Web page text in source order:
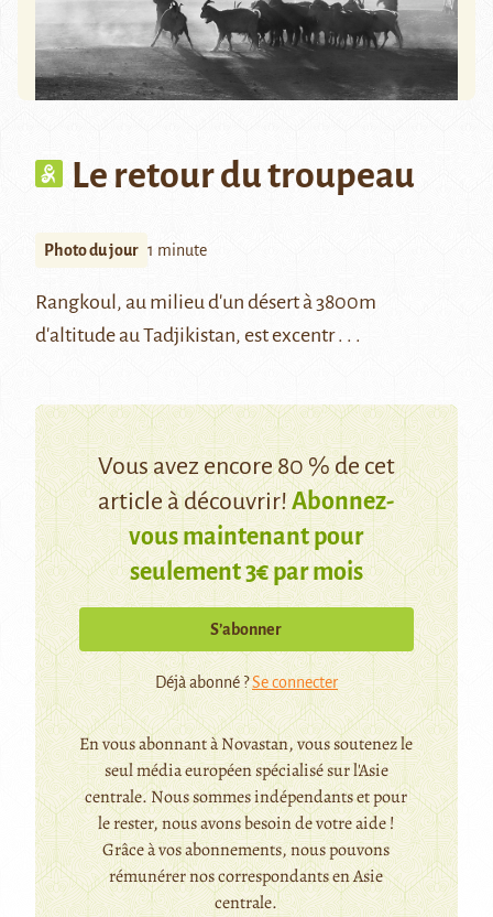
Le retour du troupeau
Photo du jour 1 minute
Rangkoul, au milieu d'un désert à 3800m
d'altitude au Tadjikistan, est excentr . . .
Vous avez encore 80 % de cet
article à découvrir!Abonnez-
vous maintenant pour
seulement 3€ par mois
S’abonner
Déjà abonné ?Se connecter
En vous abonnant à Novastan, vous soutenez le
seul média européen spécialisé sur l'Asie
centrale. Nous sommes indépendants et pour
le rester, nous avons besoin de votre aide !
Grâce à vos abonnements, nous pouvons
rémunérer nos correspondants en Asie
centrale.